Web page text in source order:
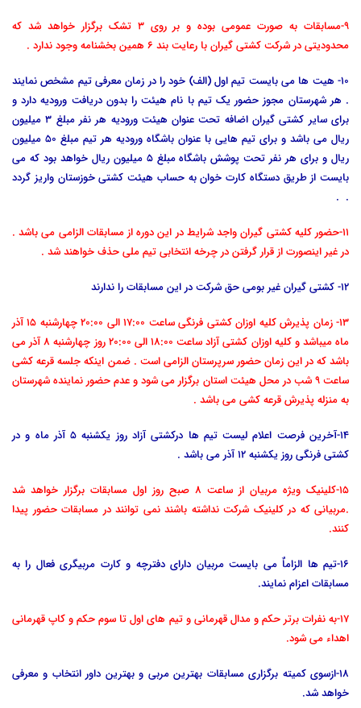
9-مسابقات به صورت عمومی بوده و بر روی 3 تشک برگزار خواهد شد که
محدودیتی در شرکت کشتی گیران با رعایت بند 6 همین بخشنامه وجود ندارد .
10- هیت ها می بایست تیم اول (الف) خود را در زمان معرفی تیم مشخص نمایند
. هر شهرستان مجوز حضور یک تیم با نام هیئت را بدون دریافت ورودیه دارد و
برای سایر کشتی گیران اضافه تحت عنوان هیئت ورودیه هر نفر مبلغ 3 میلیون
ریال می باشد و برای تیم هایی با عنوان باشگاه ورودیه هر تیم مبلغ 50 میلیون
ریال و برای هر نفر تحت پوشش باشگاه مبلغ 5 میلیون ریال خواهد بود که می
بایست از طریق دستگاه کارت خوان به حساب هیئت کشتی خوزستان واریز گردد
. .
11-حضور کلیه کشتی گیران واجد شرایط در این دوره از مسابقات الزامی می باشد .
در غیر اینصورت از قرار گرفتن در چرخه انتخابی تیم ملی حذف خواهند شد .
12- کشتی گیران غیر بومی حق شرکت در این مسابقات را ندارند
13- زمان پذیرش کلیه اوزان کشتی فرنگی ساعت 17:00 الی 20:00 چهارشنبه 15 آذر
ماه میباشد و کلیه اوزان کشتی آزاد ساعت ۱۸:00 الی 20:00 روز چهارشنبه ۸ آذر می
باشد که در این زمان حضور سرپرستان الزامی است . ضمن اینکه جلسه قرعه کشی
ساعت 9 شب در محل هیئت استان برگزار می شود و عدم حضور نماینده شهرستان
به منزله پذیرش قرعه کشی می باشد .
14-آخرین فرصت اعلام لیست تیم ها درکشتی آزاد روز یکشنبه 5 آذر ماه و در
کشتی فرنگی روز یکشنبه 12 آذر می باشد .
15-کلینیک ویژه مربیان از ساعت 8 صبح روز اول مسابقات برگزار خواهد شد
.مربیانی که در کلینیک شرکت نداشته باشند نمی توانند در مسابقات حضور پیدا
کنند.
16-تیم ها الزاماٌ می بایست مربیان دارای دفترچه و کارت مربیگری فعال را به
مسابقات اعزام نمایند.
17-به نفرات برتر حکم و مدال قهرمانی و تیم های اول تا سوم حکم و کاپ قهرمانی
اهداء می شود.
18-ازسوی کمیته برگزاری مسابقات بهترین مربی و بهترین داور انتخاب و معرفی
خواهد شد.